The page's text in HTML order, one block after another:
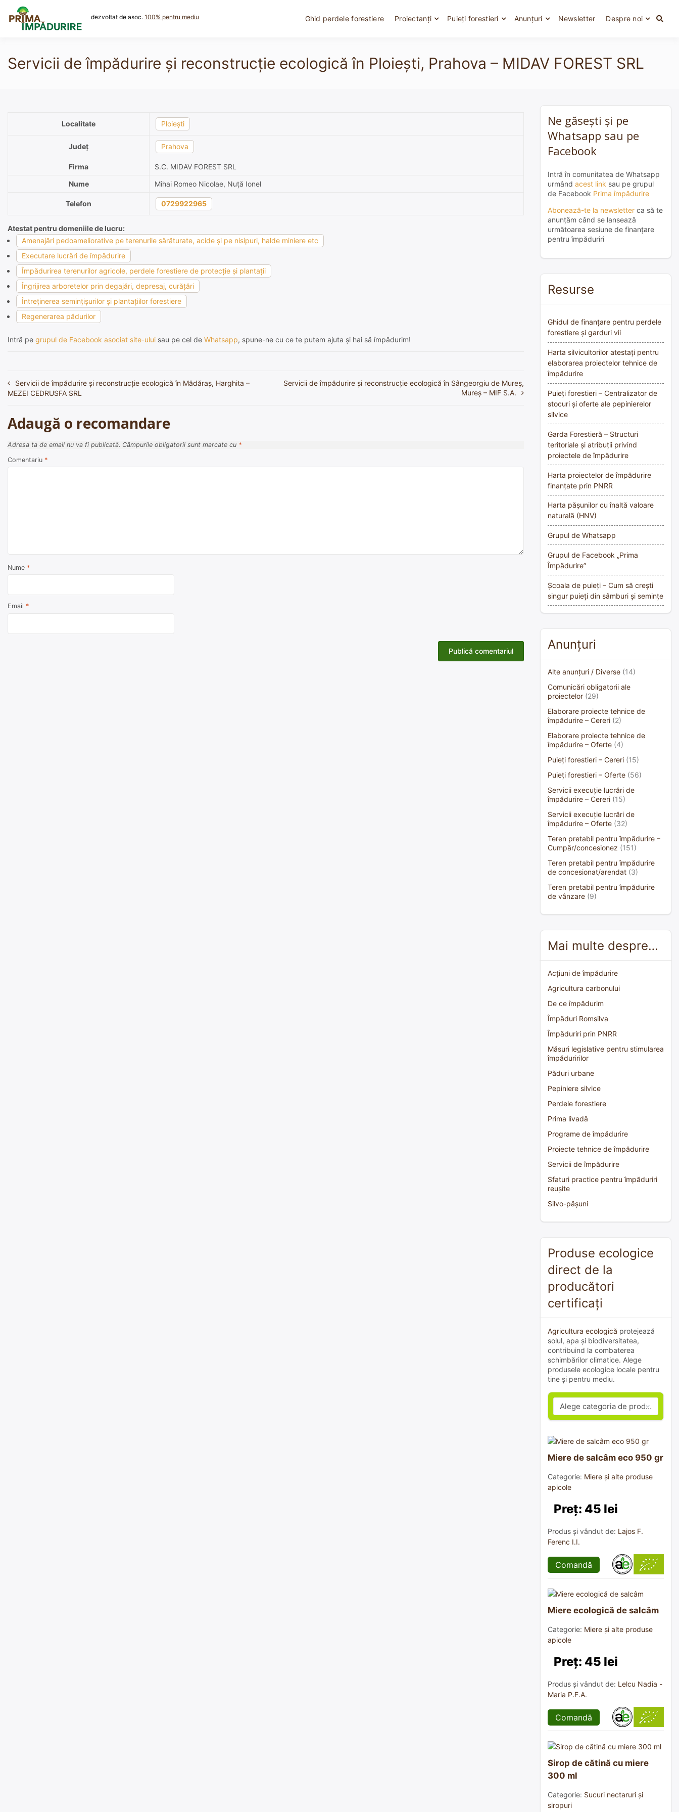
content
dezvoltat de asoc. 100% pentru mediu Ghid perdele forestiere Proiectanți Puieți forestieri Anunțuri Newsletter Despre noi
Servicii de împădurire și reconstrucție ecologică în Ploiești, Prahova – MIDAV FOREST SRL
Localitate Ploiești
Județ Prahova
Firma
S.C. MIDAV FOREST SRL
Nume
Mihai Romeo Nicolae, Nuță Ionel
Telefon 0729922965
Atestat pentru domeniile de lucru:
Amenajări pedoameliorative pe terenurile sărăturate, acide şi pe nisipuri, halde miniere etc
Executare lucrări de împădurire
Împădurirea terenurilor agricole, perdele forestiere de protecţie şi plantaţii
Îngrijirea arboretelor prin degajări, depresaj, curăţări
Întreţinerea seminţişurilor şi plantaţiilor forestiere
Regenerarea pădurilor
Intră pe grupul de Facebook asociat site-ului sau pe cel de Whatsapp, spune-ne cu ce te putem ajuta și hai să împădurim!
Navigare
articole
Servicii de împădurire și reconstrucție ecologică în Mădăraș, Harghita –
MEZEI CEDRUSFA SRL
Servicii de împădurire și reconstrucție ecologică în Sângeorgiu de Mureș,
Mureș – MIF S.A.
Adaugă o recomandare
Adresa ta de email nu va fi publicată. Câmpurile obligatorii sunt marcate cu *
Comentariu *
Nume *
Email *
Ne găsești și pe
Whatsapp sau pe
Facebook
Intră în comunitatea de Whatsapp
urmând acest link sau pe grupul
de Facebook Prima împădurire
Abonează-te la newsletter ca să te
anunțăm când se lansează
următoarea sesiune de finanțare
pentru împăduriri
Resurse
Ghidul de finanțare pentru perdele
forestiere și garduri vii
Harta silvicultorilor atestați pentru
elaborarea proiectelor tehnice de
împădurire
Puieți forestieri – Centralizator de
stocuri și oferte ale pepinierelor
silvice
Garda Forestieră – Structuri
teritoriale și atribuții privind
proiectele de împădurire
Harta proiectelor de împădurire
finanțate prin PNRR
Harta pășunilor cu înaltă valoare
naturală (HNV)
Grupul de Whatsapp
Grupul de Facebook „Prima
Împădurire”
Școala de puieți – Cum să crești
singur puieți din sâmburi și semințe
Anunțuri
Alte anunțuri / Diverse (14)
Comunicări obligatorii ale
proiectelor (29)
Elaborare proiecte tehnice de
împădurire – Cereri (2)
Elaborare proiecte tehnice de
împădurire – Oferte (4)
Puieți forestieri – Cereri (15)
Puieți forestieri – Oferte (56)
Servicii execuție lucrări de
împădurire – Cereri (15)
Servicii execuție lucrări de
împădurire – Oferte (32)
Teren pretabil pentru împădurire –
Cumpăr/concesionez (151)
Teren pretabil pentru împădurire
de concesionat/arendat (3)
Teren pretabil pentru împădurire
de vânzare (9)
Mai multe despre…
Acțiuni de împădurire
Agricultura carbonului
De ce împădurim
Împăduri Romsilva
Împăduriri prin PNRR
Măsuri legislative pentru stimularea
împăduririlor
Păduri urbane
Pepiniere silvice
Perdele forestiere
Prima livadă
Programe de împădurire
Proiecte tehnice de împădurire
Servicii de împădurire
Sfaturi practice pentru împăduriri
reușite
Silvo-pășuni
Produse ecologice
direct de la
producători
certificați
Agricultura ecologică protejează
solul, apa și biodiversitatea,
contribuind la combaterea
schimbărilor climatice. Alege
produsele ecologice locale pentru
tine și pentru mediu.
Miere de salcâm eco 950 gr
Categorie: Miere și alte produse
apicole
Preț: 45 lei
Produs și vândut de: Lajos F.
Ferenc I.I.
Comandă
Miere ecologică de salcâm
Categorie: Miere și alte produse
apicole
Preț: 45 lei
Produs și vândut de: Lelcu Nadia -
Maria P.F.A.
Comandă
Sirop de cătină cu miere
300 ml
Categorie: Sucuri nectaruri și
siropuri